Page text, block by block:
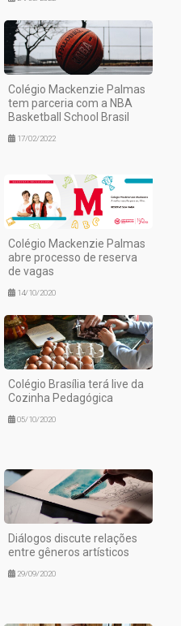
Colégio Mackenzie Palmas
tem parceria com a NBA
Basketball School Brasil
17/02/2022
Colégio Mackenzie Palmas
abre processo de reserva
de vagas
14/10/2020
Colégio Brasília terá live da
Cozinha Pedagógica
05/10/2020
Diálogos discute relações
entre gêneros artísticos
29/09/2020